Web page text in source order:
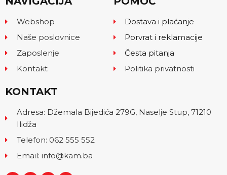
Webshop
Naše poslovnice
Zaposlenje
Kontakt
Dostava i plaćanje
Porvrat i reklamacije
Česta pitanja
Politika privatnosti
KONTAKT
Adresa: Džemala Bijedića 279G, Naselje Stup, 71210
Ilidža
Telefon: 062 555 552
Email: info@kam.ba